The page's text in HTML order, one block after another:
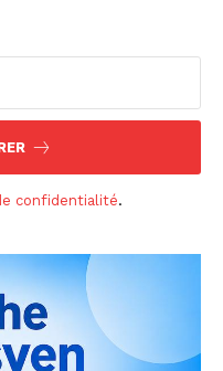
confidentialité.